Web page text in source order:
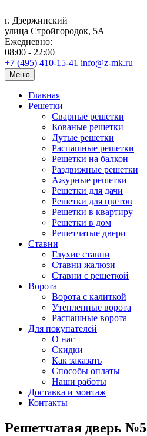
г. Дзержинский
улица Стройгородок, 5А
Ежедневно:
08:00 - 22:00
+7 (495) 410-15-41 info@z-mk.ru
Меню
Главная
Решетки
Сварные решетки
Кованые решетки
Дутые решетки
Распашные решетки
Решетки на балкон
Раздвижные решетки
Ажурные решетки
Решетки для дачи
Решетки для цветов
Решетки в квартиру
Решетки в дом
Решетчатые двери
Ставни
Глухие ставни
Ставни жалюзи
Ставни с решеткой
Ворота
Ворота с калиткой
Утепленные ворота
Распашные ворота
Для покупателей
О нас
Скидки
Как заказать
Способы оплаты
Наши работы
Доставка и монтаж
Контакты
Решетчатая дверь №5